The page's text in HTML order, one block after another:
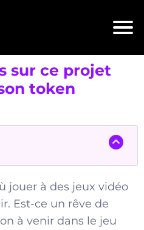
sur ce projet
token
jouer à des jeux vidéo
Est-ce un rêve de
à venir dans le jeu